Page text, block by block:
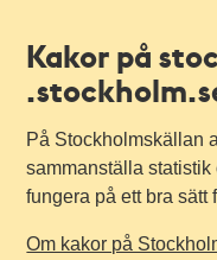
Kakor på
På Stockholmskällan
sammanställa
fungera på ett bra sätt
Om kakor på